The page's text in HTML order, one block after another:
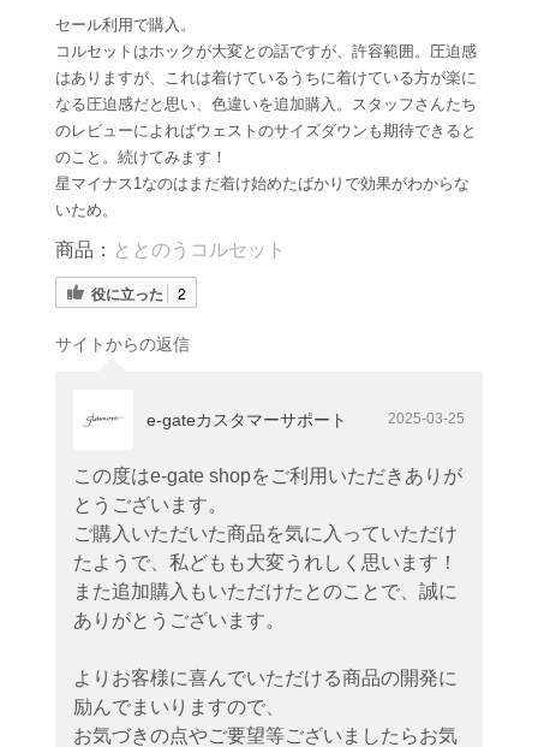
セール利用で購入。
コルセットはホックが大変との話ですが、許容範囲。圧迫感
はありますが、これは着けているうちに着けている方が楽に
なる圧迫感だと思い、色違いを追加購入。スタッフさんたち
のレビューによればウェストのサイズダウンも期待できると
のこと。続けてみます！
星マイナス1なのはまだ着け始めたばかりで効果がわからな
いため。
商品： ととのうコルセット
役に立った 2
サイトからの返信
e-gateカスタマーサポート 2025-03-25
この度はe-gate shopをご利用いただきありが
とうございます。
ご購入いただいた商品を気に入っていただけ
たようで、私どもも大変うれしく思います！
また追加購入もいただけたとのことで、誠に
ありがとうございます。
よりお客様に喜んでいただける商品の開発に
励んでまいりますので、
お気づきの点やご要望等ございましたらお気